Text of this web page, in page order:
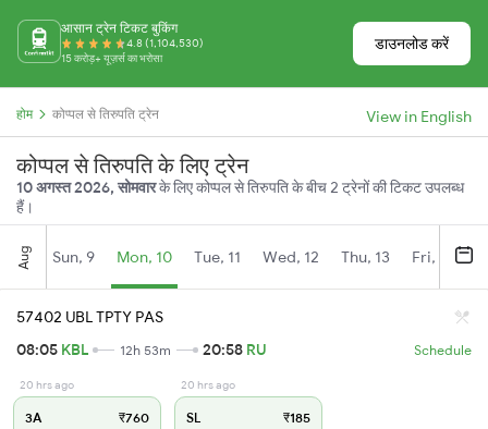
आसान ट्रेन टिकट बुकिंग
4.8 (1,104,530)
15 करोड़+ यूज़र्स का भरोसा
डाउनलोड करें
होम कोप्पल से तिरुपति ट्रेन View in English
कोप्पल से तिरुपति के लिए ट्रेन
10 अगस्त 2026, सोमवारके लिए कोप्पल से तिरुपति के बीच 2 ट्रेनों की टिकट उपलब्ध
हैं।
Aug Sun, 9 Mon, 10 Tue, 11 Wed, 12 Thu, 13 Fri, 14
57402 UBL TPTY PAS
08:05 KBL 12h 53m 20:58 RU Schedule
20 hrs ago
3A ₹760
20 hrs ago
SL ₹185